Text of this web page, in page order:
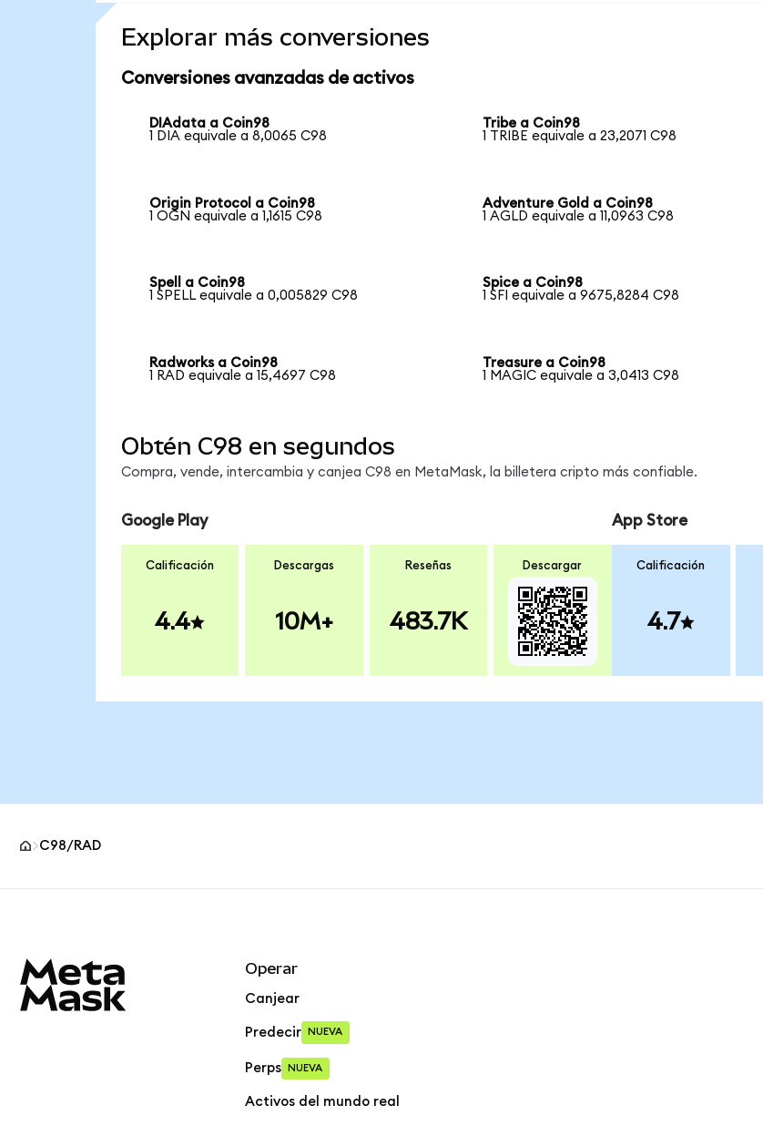
Explorar más conversiones
Conversiones avanzadas de activos
DIAdata a Coin98
1 DIA equivale a 8,0065 C98
Tribe a Coin98
1 TRIBE equivale a 23,2071 C98
Origin Protocol a Coin98
1 OGN equivale a 1,1615 C98
Adventure Gold a Coin98
1 AGLD equivale a 11,0963 C98
Spell a Coin98
1 SPELL equivale a 0,005829 C98
Spice a Coin98
1 SFI equivale a 9675,8284 C98
Radworks a Coin98
1 RAD equivale a 15,4697 C98
Treasure a Coin98
1 MAGIC equivale a 3,0413 C98
Obtén C98 en segundos
Compra, vende, intercambia y canjea C98 en MetaMask, la billetera cripto más confiable.
Google Play
Calificación
4.4
Descargas
10M+
Reseñas
483.7K
Descargar
App Store
Calificación
4.7
C98/RAD
Operar
Canjear
Predecir NUEVA
Perps NUEVA
Activos del mundo real